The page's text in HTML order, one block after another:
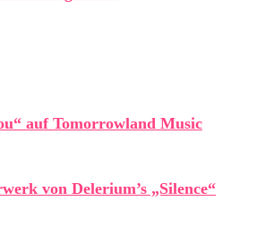
auf Tomorrowland Music
von Delerium’s „Silence“